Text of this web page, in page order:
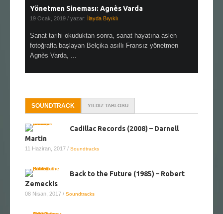
Yönetmen Sineması: Agnès Varda
19 Ocak, 2019 / yazar: İlayda Bıyıklı
Sanat tarihi okuduktan sonra, sanat hayatına aslen
fotoğrafla başlayan Belçika asıllı Fransız yönetmen
Agnès Varda, ...
SOUNDTRACK YILDIZ TABLOSU
Cadillac Records (2008) – Darnell
Martin
11 Haziran, 2017 / Soundtracks
Back to the Future (1985) – Robert
Zemeckis
08 Nisan, 2017 / Soundtracks